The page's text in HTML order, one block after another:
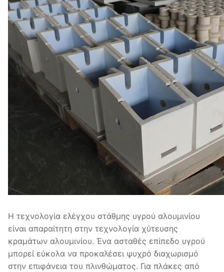
Η τεχνολογία ελέγχου στάθμης υγρού αλουμινίου
είναι απαραίτητη στην τεχνολογία χύτευσης
κραμάτων αλουμινίου. Ένα ασταθές επίπεδο υγρού
μπορεί εύκολα να προκαλέσει ψυχρό διαχωρισμό
στην επιφάνεια του πλινθώματος. Για πλάκες από